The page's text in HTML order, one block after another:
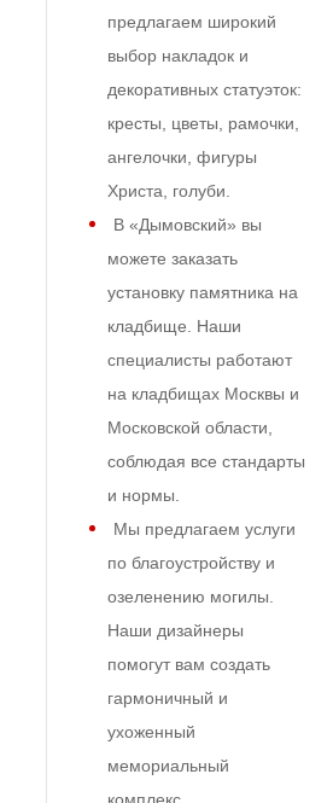
предлагаем широкий
выбор накладок и
декоративных статуэток:
кресты, цветы, рамочки,
ангелочки, фигуры
Христа, голуби.
В «Дымовский» вы
можете заказать
установку памятника на
кладбище. Наши
специалисты работают
на кладбищах Москвы и
Московской области,
соблюдая все стандарты
и нормы.
Мы предлагаем услуги
по благоустройству и
озеленению могилы.
Наши дизайнеры
помогут вам создать
гармоничный и
ухоженный
мемориальный